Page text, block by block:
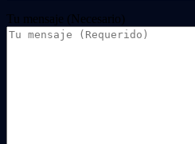
Tu mensaje (Necesario)